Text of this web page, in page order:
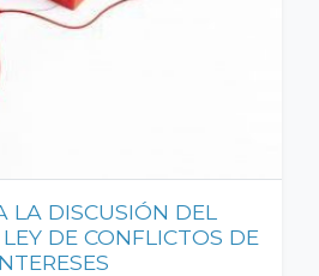
LA DISCUSIÓN DEL
DE CONFLICTOS DE